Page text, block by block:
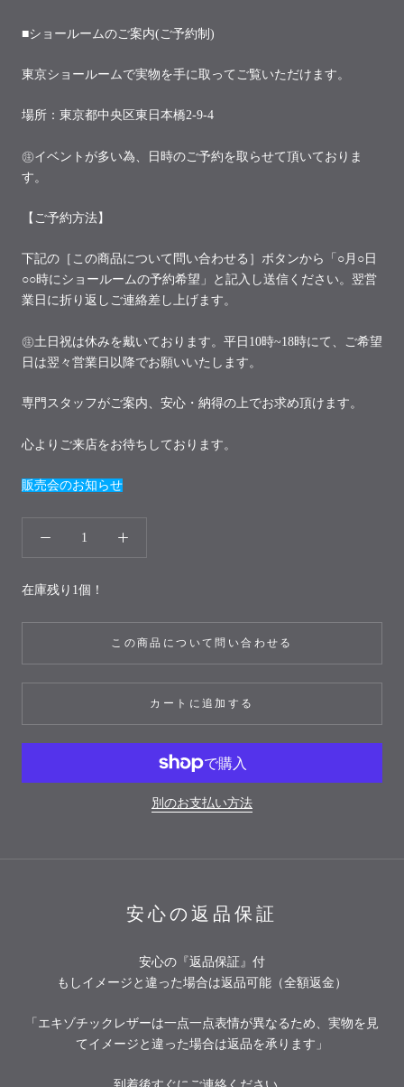
■ショールームのご案内(ご予約制)
東京ショールームで実物を手に取ってご覧いただけます。
場所：東京都中央区東日本橋2-9-4
㊟イベントが多い為、日時のご予約を取らせて頂いておりま
す。
【ご予約方法】
下記の［この商品について問い合わせる］ボタンから「○月○日
○○時にショールームの予約希望」と記入し送信ください。翌営
業日に折り返しご連絡差し上げます。
㊟土日祝は休みを戴いております。平日10時~18時にて、ご希望
日は翌々営業日以降でお願いいたします。
専門スタッフがご案内、安心・納得の上でお求め頂けます。
心よりご来店をお待ちしております。
販売会のお知らせ
在庫残り1個！
この商品について問い合わせる
カートに追加する
別のお支払い方法
安心の返品保証
安心の『返品保証』付
もしイメージと違った場合は返品可能（全額返金）
「エキゾチックレザーは一点一点表情が異なるため、実物を見
てイメージと違った場合は返品を承ります」